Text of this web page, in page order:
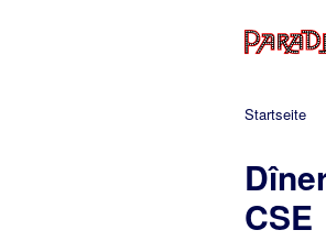
Startseite
CSE